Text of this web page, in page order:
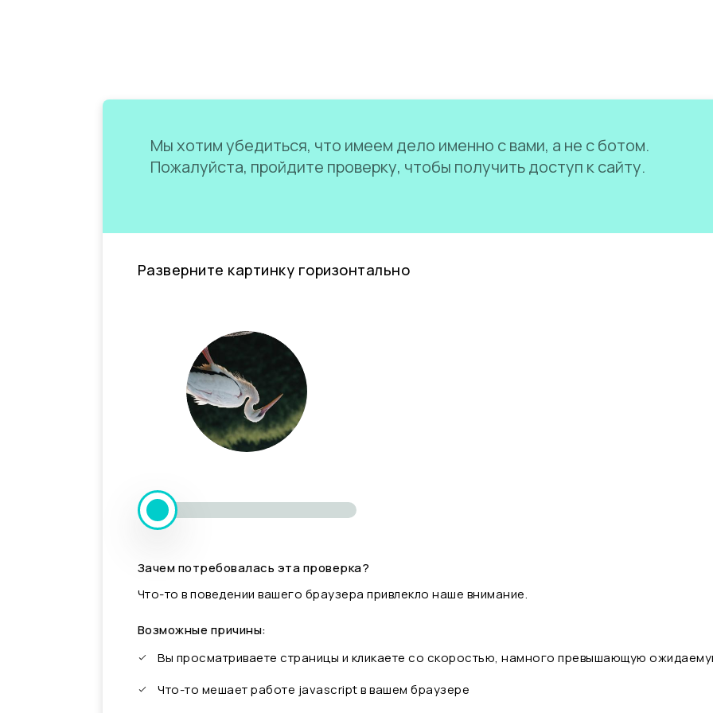
Мы хотим убедиться, что имеем дело именно с вами, а не с ботом.
Пожалуйста, пройдите проверку, чтобы получить доступ к сайту.
Разверните картинку горизонтально
Зачем потребовалась эта проверка?
Что-то в поведении вашего браузера привлекло наше внимание.
Возможные причины:
Вы просматриваете страницы и кликаете со скоростью, намного превышающую
Что-то мешает работе javascript в вашем браузере